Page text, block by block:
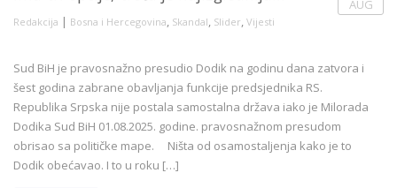
Redakcija | Bosna i Hercegovina, Skandal, Slider, Vijesti
AUG
Sud BiH je pravosnažno presudio Dodik na godinu dana zatvora i
šest godina zabrane obavljanja funkcije predsjednika RS.
Republika Srpska nije postala samostalna država iako je Milorada
Dodika Sud BiH 01.08.2025. godine. pravosnažnom presudom
obrisao sa političke mape. Ništa od osamostaljenja kako je to
Dodik obećavao. I to u roku […]